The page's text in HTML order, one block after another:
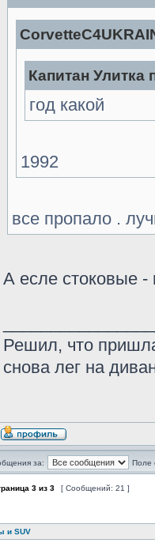
Капитан Улитка
год какой
1992
все пропало .
А есле стоковые
Решил, что
снова лег на
за: Поле
3 из 3 [ Сообщений: 21 ]
и SUV